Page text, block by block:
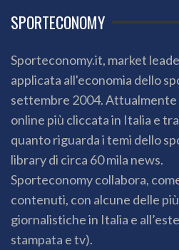
SPORTECONOMY
Sporteconomy.it, market
applicata all'economia dello
settembre 2004. Attualmente
online più cliccata in Italia e
quanto riguarda i temi dello
library di circa 60 mila news.
Sporteconomy collabora,
contenuti, con alcune delle
giornalistiche in Italia e
stampata e tv).